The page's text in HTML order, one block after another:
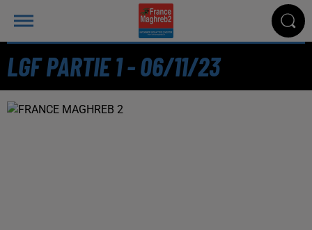
LGF PARTIE 1 - 06/11/23